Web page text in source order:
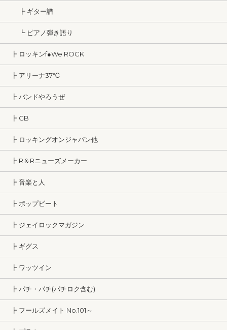
┣ ギター譜
┗ ピアノ弾き語り
┣ ロッキンf●We ROCK
┣ アリーナ37℃
┣ バンドやろうぜ
┣ GB
┣ ロッキングオンジャパン他
┣ R＆Rニューズメーカー
┣ 音楽と人
┣ ポップビート
┣ ジェイロックマガジン
┣ ギグス
┣ ワッツイン
┣ パチ・パチ(パチロク含む)
┣ フールズメイト No.101～